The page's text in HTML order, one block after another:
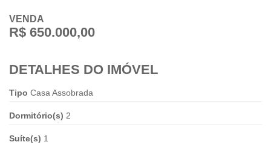
VENDA
R$ 650.000,00
DETALHES DO IMÓVEL
Tipo Casa Assobrada
Dormitório(s) 2
Suíte(s) 1